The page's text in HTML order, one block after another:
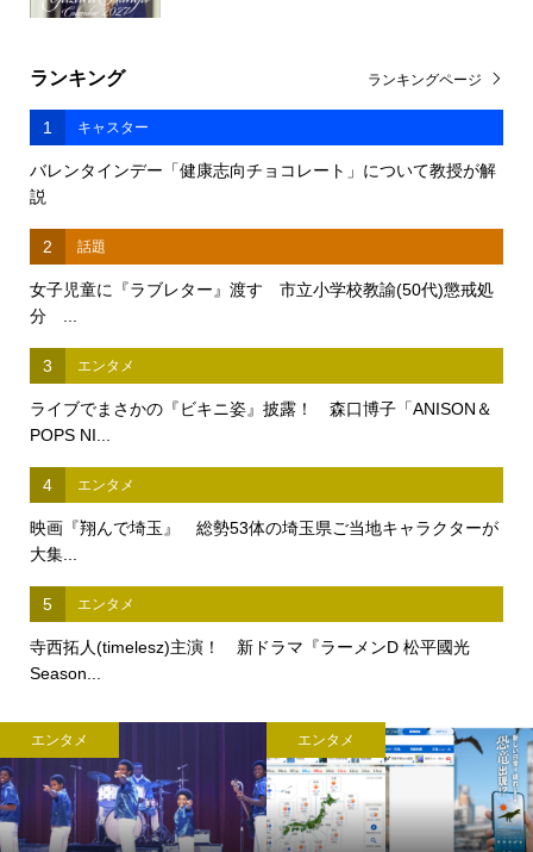
ランキング
1 キャスター
バレンタインデー「健康志向チョコレート」について教授が解
説
2 話題
女子児童に『ラブレター』渡す 市立小学校教諭(50代)懲戒処
分 ...
3 エンタメ
ライブでまさかの『ビキニ姿』披露！ 森口博子「ANISON＆
POPS NI...
4 エンタメ
映画『翔んで埼玉』 総勢53体の埼玉県ご当地キャラクターが
大集...
5 エンタメ
寺西拓人(timelesz)主演！ 新ドラマ『ラーメンD 松平國光
Season...
ランキングページ
エンタメ エンタメ